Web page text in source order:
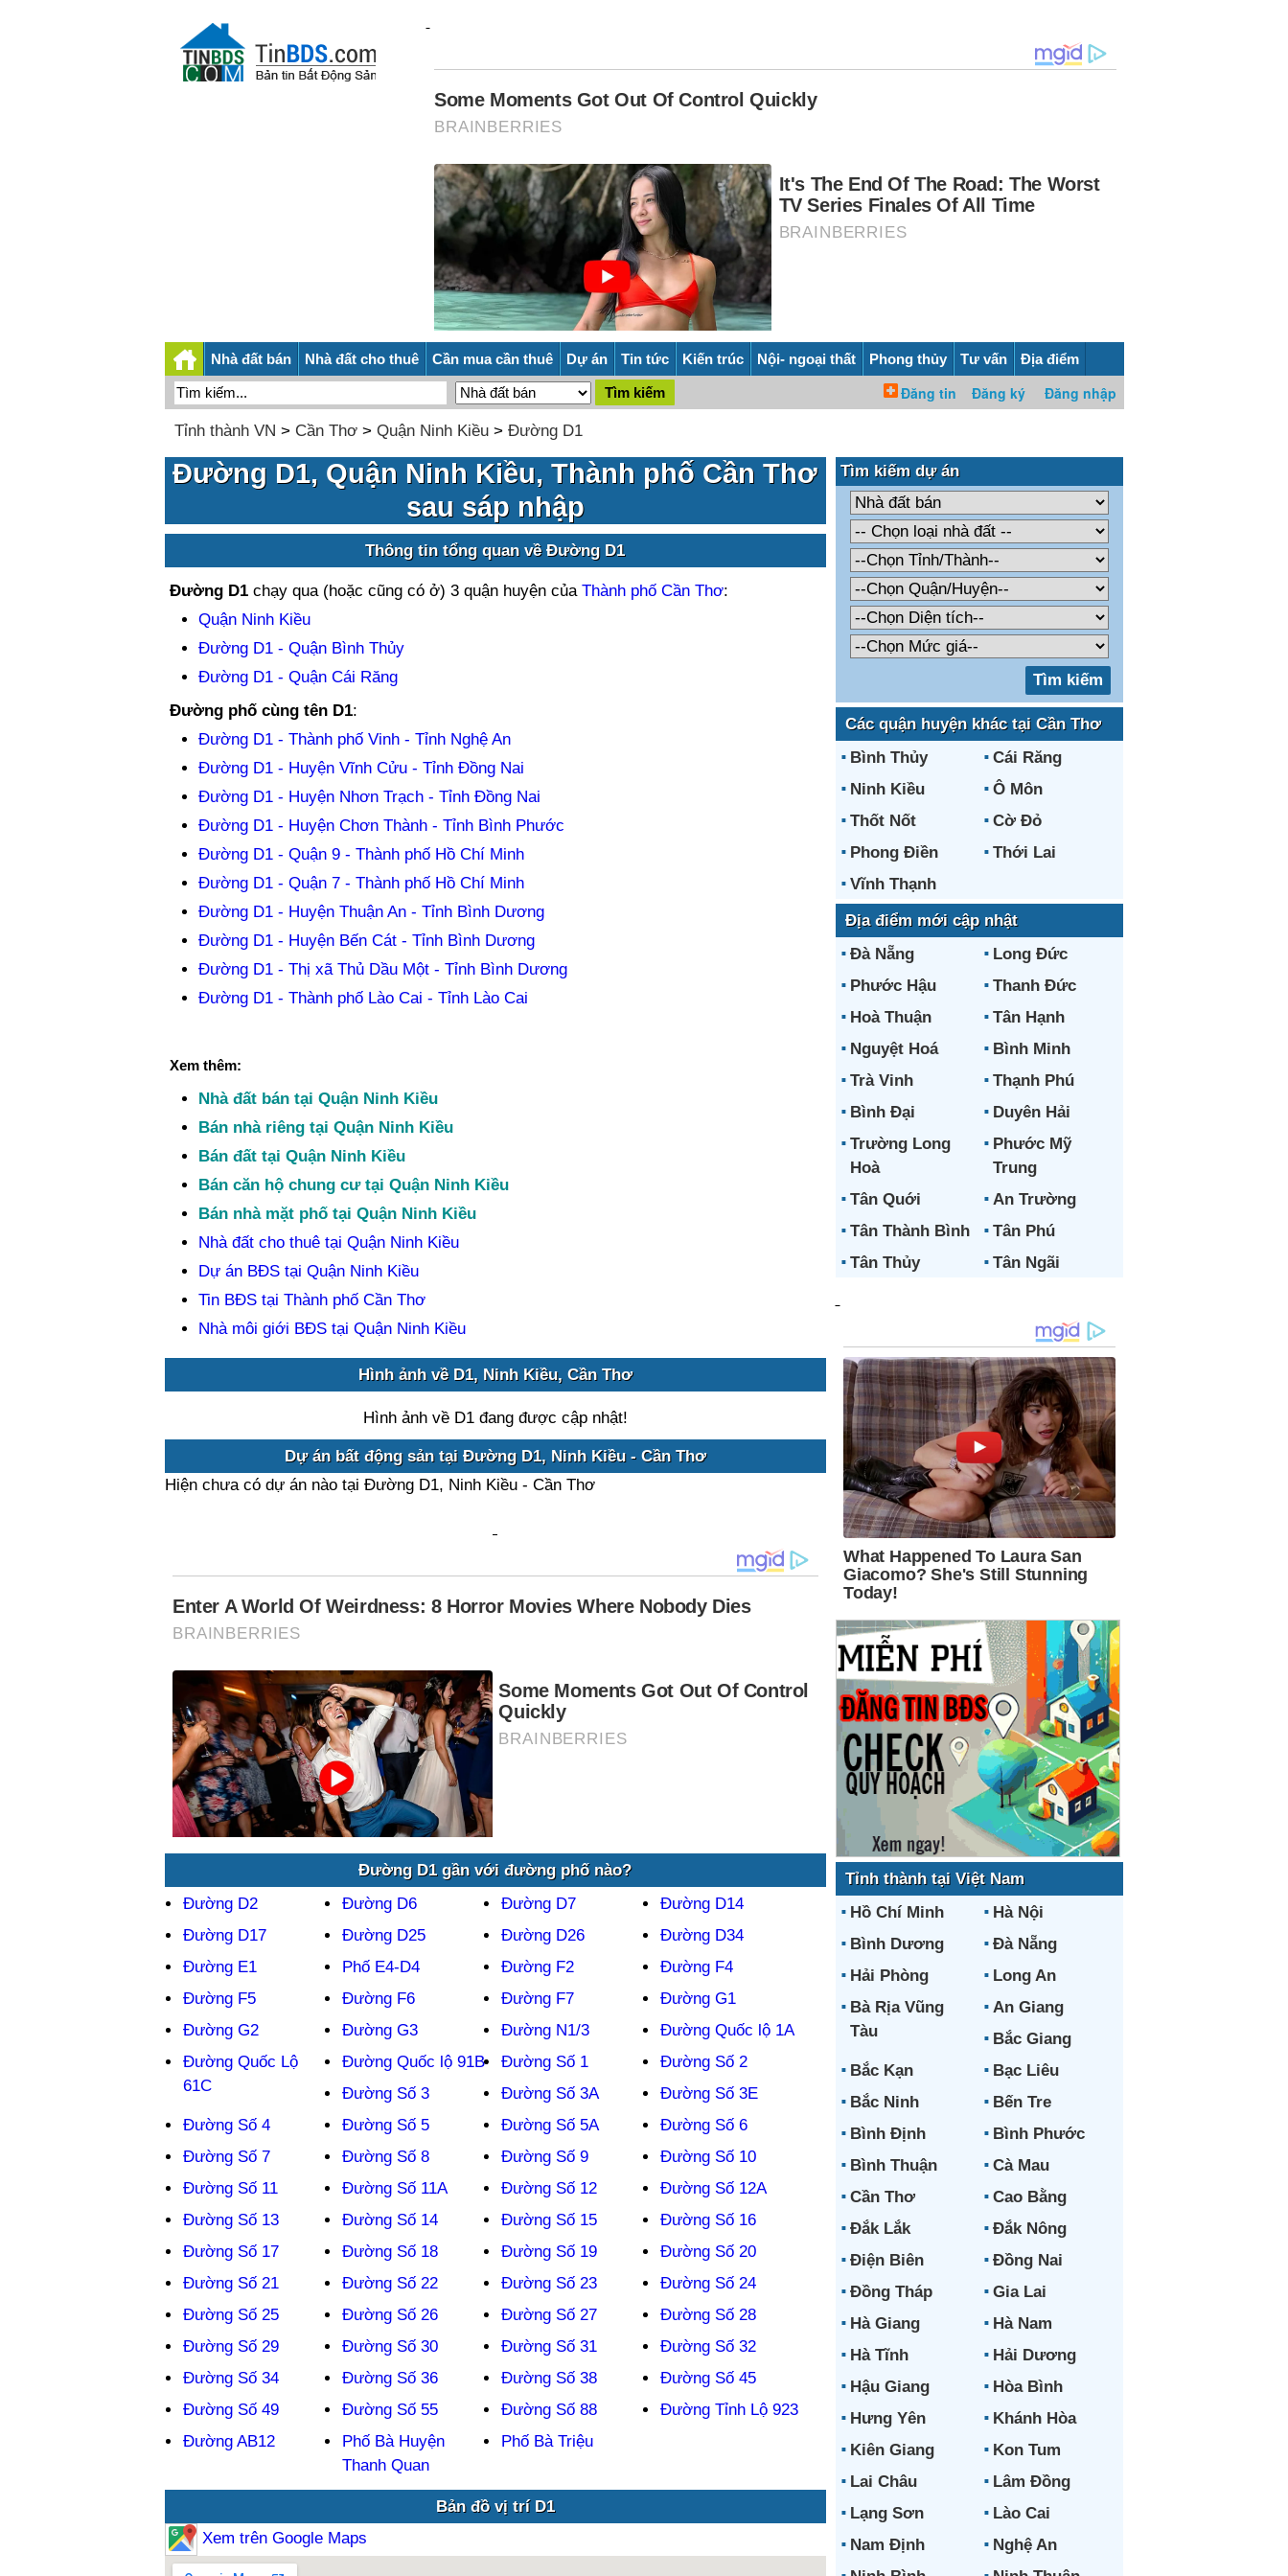
Nhà đất bán Nhà đất cho thuê Cần mua cần thuê Dự án Tin tức Kiến trúc Nội- ngoại thất Phong thủy Tư vấn Địa điểm
Tỉnh thành VN > Cần Thơ> Quận Ninh Kiều> Đường D1
Đường D1, Quận Ninh Kiều, Thành phố Cần Thơ
sau sáp nhập
Thông tin tổng quan về Đường D1
Đường D1chạy qua (hoặc cũng có ở) 3 quận huyện của Thành phố Cần Thơ:
Quận Ninh Kiều
Đường D1 - Quận Bình Thủy
Đường D1 - Quận Cái Răng
Đường phố cùng tên D1:
Đường D1 - Thành phố Vinh - Tỉnh Nghệ An
Đường D1 - Huyện Vĩnh Cửu - Tỉnh Đồng Nai
Đường D1 - Huyện Nhơn Trạch - Tỉnh Đồng Nai
Đường D1 - Huyện Chơn Thành - Tỉnh Bình Phước
Đường D1 - Quận 9 - Thành phố Hồ Chí Minh
Đường D1 - Quận 7 - Thành phố Hồ Chí Minh
Đường D1 - Huyện Thuận An - Tỉnh Bình Dương
Đường D1 - Huyện Bến Cát - Tỉnh Bình Dương
Đường D1 - Thị xã Thủ Dầu Một - Tỉnh Bình Dương
Đường D1 - Thành phố Lào Cai - Tỉnh Lào Cai
Xem thêm:
Nhà đất bán tại Quận Ninh Kiều
Bán nhà riêng tại Quận Ninh Kiều
Bán đất tại Quận Ninh Kiều
Bán căn hộ chung cư tại Quận Ninh Kiều
Bán nhà mặt phố tại Quận Ninh Kiều
Nhà đất cho thuê tại Quận Ninh Kiều
Dự án BĐS tại Quận Ninh Kiều
Tin BĐS tại Thành phố Cần Thơ
Nhà môi giới BĐS tại Quận Ninh Kiều
Hình ảnh về D1, Ninh Kiều, Cần Thơ
Hình ảnh về D1 đang được cập nhật!
Dự án bất động sản tại Đường D1, Ninh Kiều - Cần Thơ
Hiện chưa có dự án nào tại Đường D1, Ninh Kiều - Cần Thơ
Đường D1 gần với đường phố nào?
Đường D2
Đường D6 Đường D7
Đường D14
Đường D17
Đường D25 Đường D26
Đường D34
Đường E1
Phố E4-D4 Đường F2
Đường F4
Đường F5
Đường F6 Đường F7
Đường G1
Đường G2
Đường G3 Đường N1/3
Đường Quốc lộ 1A
Đường Quốc Lộ
61C
Đường Quốc lộ 91B Đường Số 1
Đường Số 2
Đường Số 3
Đường Số 3A
Đường Số 3E
Đường Số 4
Đường Số 5 Đường Số 5A
Đường Số 6
Đường Số 7
Đường Số 8 Đường Số 9
Đường Số 10
Đường Số 11
Đường Số 11A Đường Số 12
Đường Số 12A
Đường Số 13
Đường Số 14 Đường Số 15
Đường Số 16
Đường Số 17
Đường Số 18 Đường Số 19
Đường Số 20
Đường Số 21
Đường Số 22 Đường Số 23
Đường Số 24
Đường Số 25
Đường Số 26 Đường Số 27
Đường Số 28
Đường Số 29
Đường Số 30 Đường Số 31
Đường Số 32
Đường Số 34
Đường Số 36 Đường Số 38
Đường Số 45
Đường Số 49
Đường Số 55 Đường Số 88
Đường Tỉnh Lộ 923
Đường AB12
Phố Bà Huyện
Thanh Quan
Phố Bà Triệu
Bản đồ vị trí D1
Xem trên Google Maps
Tìm kiếm dự án
Các quận huyện khác tại Cần Thơ
Bình Thủy
Cái Răng
Ninh Kiều
Ô Môn
Thốt Nốt
Cờ Đỏ
Phong Điền
Thới Lai
Vĩnh Thạnh
Địa điểm mới cập nhật
Đà Nẵng
Long Đức
Phước Hậu
Thanh Đức
Hoà Thuận
Tân Hạnh
Nguyệt Hoá
Bình Minh
Trà Vinh
Thạnh Phú
Bình Đại
Duyên Hải
Trường Long
Hoà
Phước Mỹ
Trung
Tân Quới
An Trường
Tân Thành Bình
Tân Phú
Tân Thủy
Tân Ngãi
Tỉnh thành tại Việt Nam
Hồ Chí Minh
Hà Nội
Bình Dương
Đà Nẵng
Hải Phòng
Long An
Bà Rịa Vũng
Tàu
An Giang
Bắc Giang
Bắc Kạn
Bạc Liêu
Bắc Ninh
Bến Tre
Bình Định
Bình Phước
Bình Thuận
Cà Mau
Cần Thơ
Cao Bằng
Đắk Lắk
Đắk Nông
Điện Biên
Đồng Nai
Đồng Tháp
Gia Lai
Hà Giang
Hà Nam
Hà Tĩnh
Hải Dương
Hậu Giang
Hòa Bình
Hưng Yên
Khánh Hòa
Kiên Giang
Kon Tum
Lai Châu
Lâm Đồng
Lạng Sơn
Lào Cai
Nam Định
Nghệ An